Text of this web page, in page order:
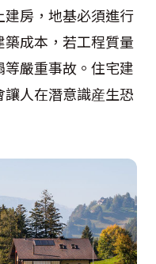
房，地基必須進行
成本，若工程質量
嚴重事故。住宅建
人在潛意識産生恐